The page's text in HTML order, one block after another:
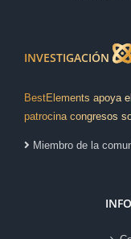
INVESTIGACIÓN
BestElements apoya
patrocina congresos
Miembro de la